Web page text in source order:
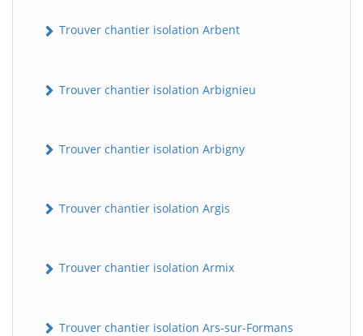
Trouver chantier isolation Arbent
Trouver chantier isolation Arbignieu
Trouver chantier isolation Arbigny
Trouver chantier isolation Argis
Trouver chantier isolation Armix
Trouver chantier isolation Ars-sur-Formans